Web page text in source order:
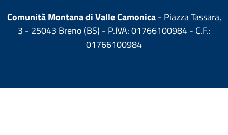
Comunità Montana di Valle Camonica- Piazza Tassara,
3 - 25043 Breno (BS) - P.IVA: 01766100984 - C.F.:
01766100984